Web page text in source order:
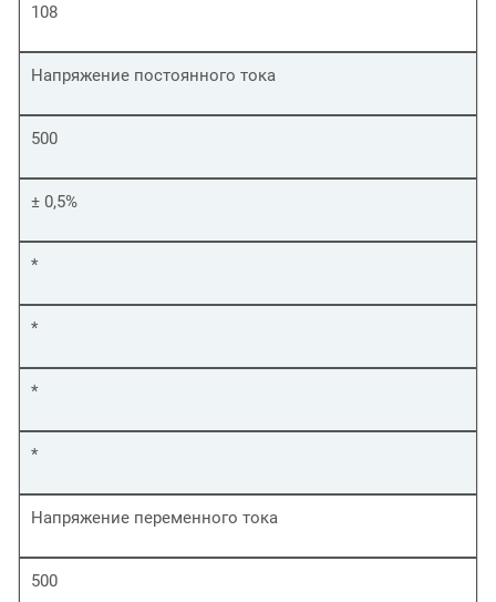
108
Напряжение постоянного тока
500
± 0,5%
*
*
*
*
Напряжение переменного тока
500